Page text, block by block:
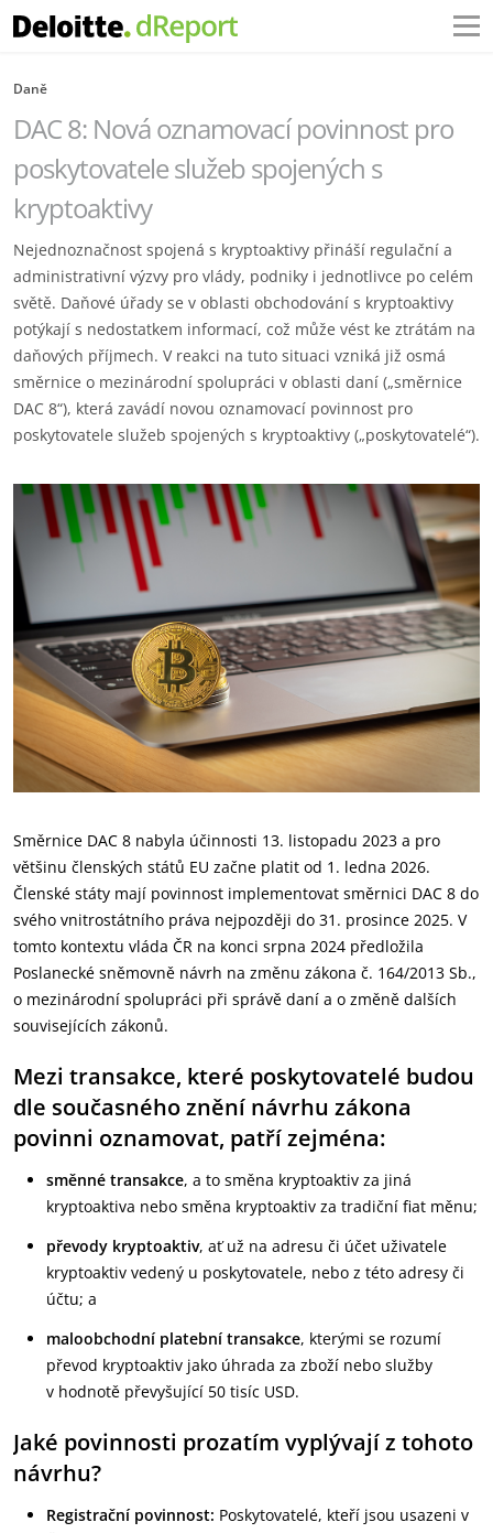
Daně
DAC 8: Nová oznamovací povinnost pro
poskytovatele služeb spojených s
kryptoaktivy
Nejednoznačnost spojená s kryptoaktivy přináší regulační a
administrativní výzvy pro vlády, podniky i jednotlivce po celém
světě. Daňové úřady se v oblasti obchodování s kryptoaktivy
potýkají s nedostatkem informací, což může vést ke ztrátám na
daňových příjmech. V reakci na tuto situaci vzniká již osmá
směrnice o mezinárodní spolupráci v oblasti daní („směrnice
DAC 8“), která zavádí novou oznamovací povinnost pro
poskytovatele služeb spojených s kryptoaktivy („poskytovatelé“).
Směrnice DAC 8 nabyla účinnosti 13. listopadu 2023 a pro
většinu členských států EU začne platit od 1. ledna 2026.
Členské státy mají povinnost implementovat směrnici DAC 8 do
svého vnitrostátního práva nejpozději do 31. prosince 2025. V
tomto kontextu vláda ČR na konci srpna 2024 předložila
Poslanecké sněmovně návrh na změnu zákona č. 164/2013 Sb.,
o mezinárodní spolupráci při správě daní a o změně dalších
souvisejících zákonů.
Mezi transakce, které poskytovatelé budou
dle současného znění návrhu zákona
povinni oznamovat, patří zejména:
směnné transakce, a to směna kryptoaktiv za jiná
kryptoaktiva nebo směna kryptoaktiv za tradiční fiat měnu;
převody kryptoaktiv, ať už na adresu či účet uživatele
kryptoaktiv vedený u poskytovatele, nebo z této adresy či
účtu; a
maloobchodní platební transakce, kterými se rozumí
převod kryptoaktiv jako úhrada za zboží nebo služby
v hodnotě převyšující 50 tisíc USD.
Jaké povinnosti prozatím vyplývají z tohoto
návrhu?
Registrační povinnost: Poskytovatelé, kteří jsou usazeni v